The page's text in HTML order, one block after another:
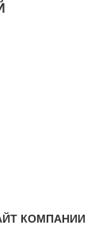
КОМПАНИИ